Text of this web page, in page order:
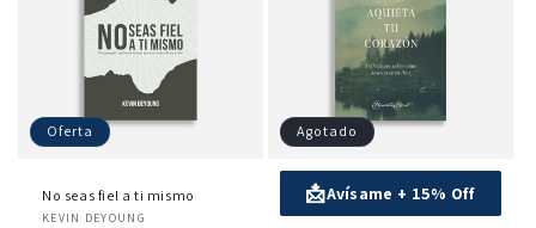
Oferta
No seas fiel a ti mismo
Proveedor:
KEVIN DEYOUNG
Agotado
📩Avísame + 15% Off